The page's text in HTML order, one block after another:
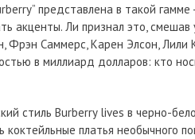
представлена в такой
акценты. Ли признал это,
Фрэн Саммерс, Карен Элсон,
в миллиард долларов: кто
стиль Burberry lives в черно-
платья необычного